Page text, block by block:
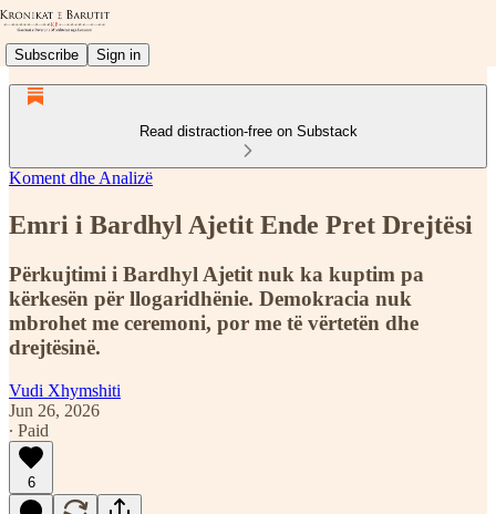
Subscribe Sign in
Read distraction-free on Substack
Koment dhe Analizë
Emri i Bardhyl Ajetit Ende Pret Drejtësi
Përkujtimi i Bardhyl Ajetit nuk ka kuptim pa
kërkesën për llogaridhënie. Demokracia nuk
mbrohet me ceremoni, por me të vërtetën dhe
drejtësinë.
Vudi Xhymshiti
Jun 26, 2026
∙ Paid
6